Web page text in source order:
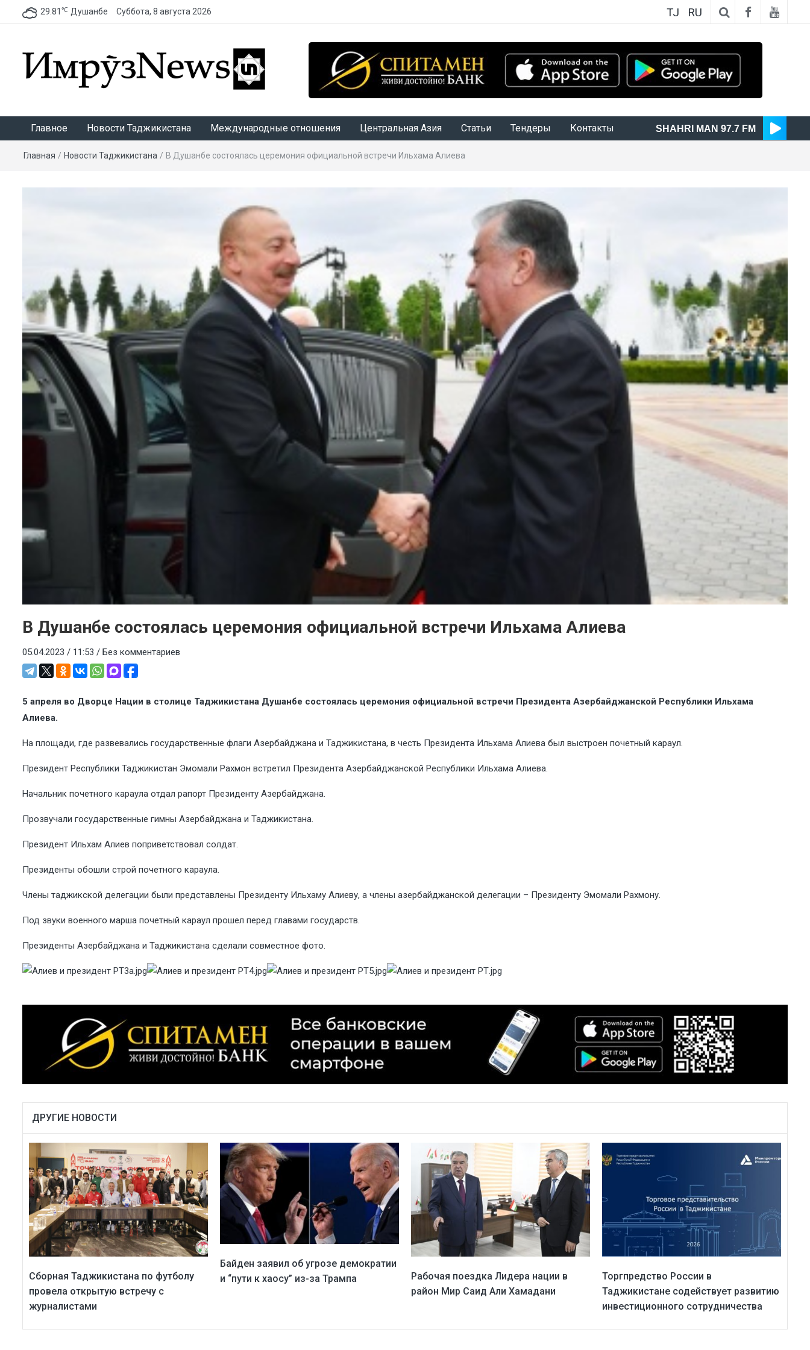
29.81 ℃ Душанбе Суббота, 8 августа 2026 TJ RU
Главное Новости Таджикистана Международные отношения Центральная Азия Статьи Тендеры Контакты SHAHRI MAN 97.7 FM
Главная / Новости Таджикистана / В Душанбе состоялась церемония официальной встречи Ильхама Алиева
В Душанбе состоялась церемония официальной встречи Ильхама Алиева
05.04.2023 / 11:53 / Без комментариев
5 апреля во Дворце Нации в столице Таджикистана Душанбе состоялась церемония официальной встречи Президента Азербайджанской Республики Ильхама
Алиева.
На площади, где развевались государственные флаги Азербайджана и Таджикистана, в честь Президента Ильхама Алиева был выстроен почетный караул.
Президент Республики Таджикистан Эмомали Рахмон встретил Президента Азербайджанской Республики Ильхама Алиева.
Начальник почетного караула отдал рапорт Президенту Азербайджана.
Прозвучали государственные гимны Азербайджана и Таджикистана.
Президент Ильхам Алиев поприветствовал солдат.
Президенты обошли строй почетного караула.
Члены таджикской делегации были представлены Президенту Ильхаму Алиеву, а члены азербайджанской делегации – Президенту Эмомали Рахмону.
Под звуки военного марша почетный караул прошел перед главами государств.
Президенты Азербайджана и Таджикистана сделали совместное фото.
ДРУГИЕ НОВОСТИ
Сборная Таджикистана по футболу
провела открытую встречу с
журналистами
Байден заявил об угрозе демократии
и “пути к хаосу” из-за Трампа
Рабочая поездка Лидера нации в
район Мир Саид Али Хамадани
Торгпредство России в
Таджикистане содействует развитию
инвестиционного сотрудничества